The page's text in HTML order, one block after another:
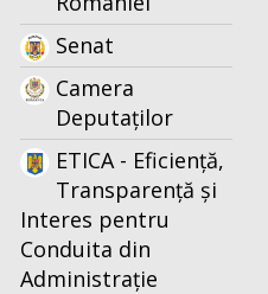
Senat
Camera
Deputaților
ETICA - Eficiență,
Transparență și
Interes pentru
Conduita din
Administrație